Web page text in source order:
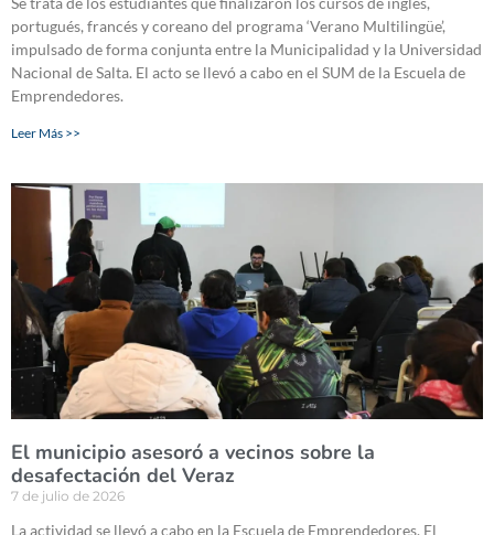
portugués, francés y coreano del programa ‘Verano Multilingüe’,
impulsado de forma conjunta entre la Municipalidad y la Universidad
Nacional de Salta. El acto se llevó a cabo en el SUM de la Escuela de
Emprendedores.
Leer Más >>
El municipio asesoró a vecinos sobre la
desafectación del Veraz
7 de julio de 2026
La actividad se llevó a cabo en la Escuela de Emprendedores. El